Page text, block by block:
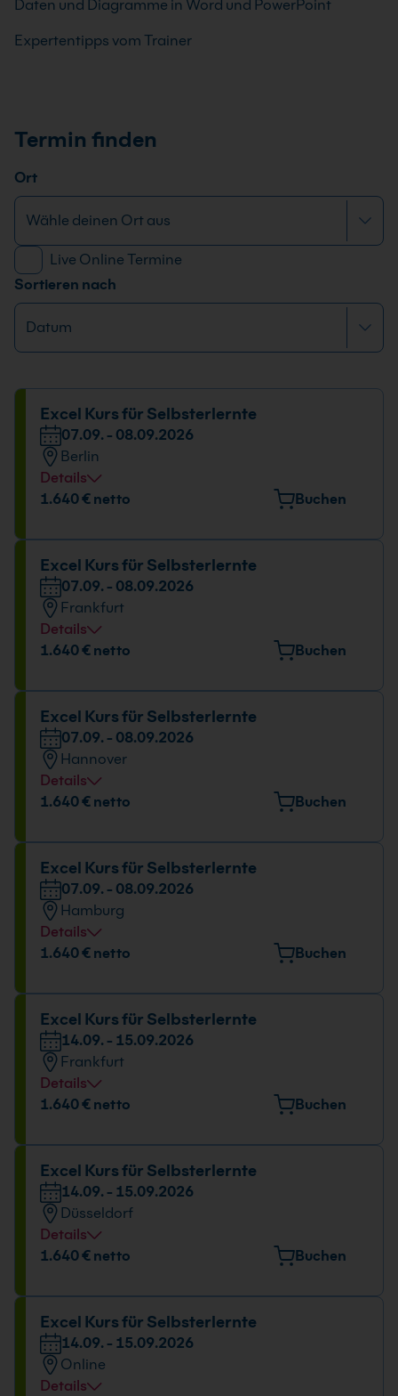
Daten und Diagramme in Word und PowerPoint
Expertentipps vom Trainer
Termin finden
Ort
Live Online Termine
Sortieren nach
Excel Kurs für Selbsterlernte
07.09. - 08.09.2026
Berlin
Details
Veranstaltungsort
Datum und Uhrzeit
07.09. - 08.09.2026
09:00 - 17:00 Uhr
1.640 € netto Buchen
Excel Kurs für Selbsterlernte
07.09. - 08.09.2026
Frankfurt
Details
Veranstaltungsort
Datum und Uhrzeit
07.09. - 08.09.2026
09:00 - 17:00 Uhr
1.640 € netto Buchen
Excel Kurs für Selbsterlernte
07.09. - 08.09.2026
Hannover
Details
Veranstaltungsort
Datum und Uhrzeit
07.09. - 08.09.2026
09:00 - 17:00 Uhr
1.640 € netto Buchen
Excel Kurs für Selbsterlernte
07.09. - 08.09.2026
Hamburg
Details
Veranstaltungsort
Datum und Uhrzeit
07.09. - 08.09.2026
09:00 - 17:00 Uhr
1.640 € netto Buchen
Excel Kurs für Selbsterlernte
14.09. - 15.09.2026
Frankfurt
Details
Veranstaltungsort
Datum und Uhrzeit
14.09. - 15.09.2026
09:00 - 17:00 Uhr
1.640 € netto Buchen
Excel Kurs für Selbsterlernte
14.09. - 15.09.2026
Düsseldorf
Details
Veranstaltungsort
Datum und Uhrzeit
14.09. - 15.09.2026
09:00 - 17:00 Uhr
1.640 € netto Buchen
Excel Kurs für Selbsterlernte
14.09. - 15.09.2026
Online
Details